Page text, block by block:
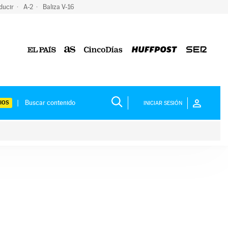
A-2 Baliza V-16
INICIAR SESIÓN